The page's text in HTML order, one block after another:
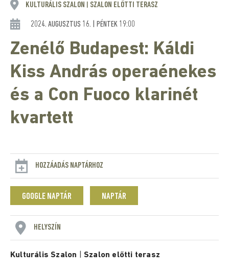
KULTURÁLIS SZALON SZALON ELŐTTI TERASZ
2024. AUGUSZTUS 16. | PÉNTEK 19:00
Zenélő Budapest: Káldi
Kiss András operaénekes
és a Con Fuoco klarinét
kvartett
HOZZÁADÁS NAPTÁRHOZ
GOOGLE NAPTÁR NAPTÁR
HELYSZÍN
Kulturális Szalon |Szalon előtti terasz